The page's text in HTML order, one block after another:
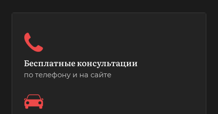
Бесплатные консультации
по телефону и на сайте